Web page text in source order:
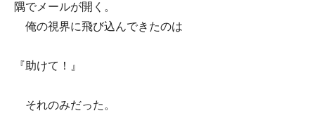
隅でメールが開く。
俺の視界に飛び込んできたのは
『助けて！』
それのみだった。